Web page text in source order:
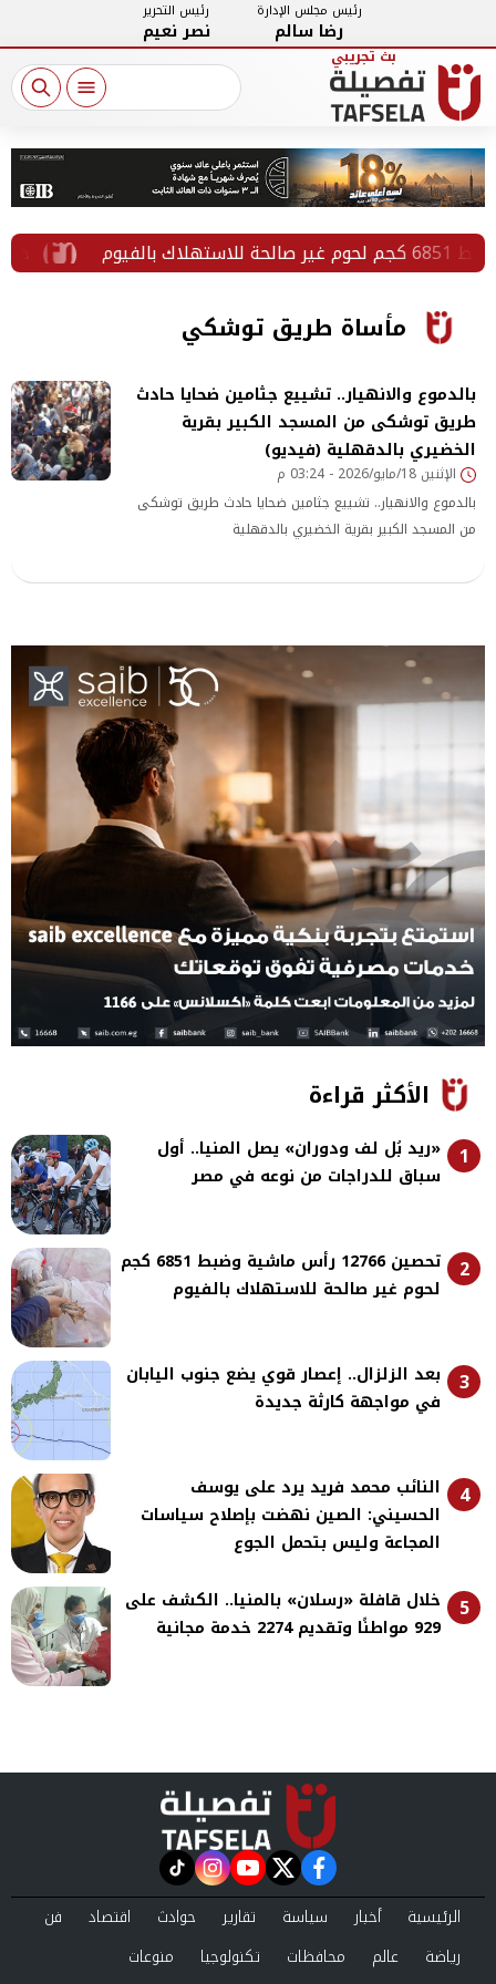
رئيس مجلس الإدارة
رضا سالم
رئيس التحرير
نصر نعيم
خلال قافلة
مأساة طريق توشكي
بالدموع والانهيار.. تشييع جثامين ضحايا حادث
طريق توشكى من المسجد الكبير بقرية
الخضيري بالدقهلية (فيديو)
الإثنين 18/مايو/2026 - 03:24 م
بالدموع والانهيار.. تشييع جثامين ضحايا حادث طريق توشكى
من المسجد الكبير بقرية الخضيري بالدقهلية
الأكثر قراءة
1
«ريد بُل لف ودوران» يصل المنيا.. أول
سباق للدراجات من نوعه في مصر
2
تحصين 12766 رأس ماشية وضبط 6851 كجم
لحوم غير صالحة للاستهلاك بالفيوم
3
بعد الزلزال.. إعصار قوي يضع جنوب اليابان
في مواجهة كارثة جديدة
4
النائب محمد فريد يرد على يوسف
الحسيني: الصين نهضت بإصلاح سياسات
المجاعة وليس بتحمل الجوع
5
خلال قافلة «رسلان» بالمنيا.. الكشف على
929 مواطنًا وتقديم 2274 خدمة مجانية
facebook
twitter
youtube
instagram
tiktok
الرئيسية أخبار سياسة تقارير حوادث اقتصاد
فن
رياضة
عالم محافظات تكنولوجيا
منوعات